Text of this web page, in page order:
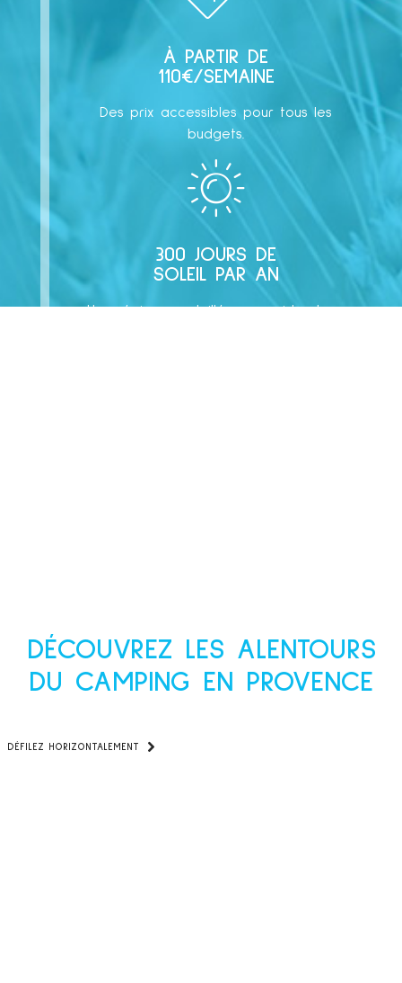
À PARTIR DE
110€/SEMAINE
Des prix accessibles pour tous les
budgets.
300 JOURS DE
SOLEIL PAR AN
Une région ensoleillée un vrai bonheur
DÉCOUVREZ LES ALENTOURS
DU CAMPING EN PROVENCE
DÉFILEZ HORIZONTALEMENT